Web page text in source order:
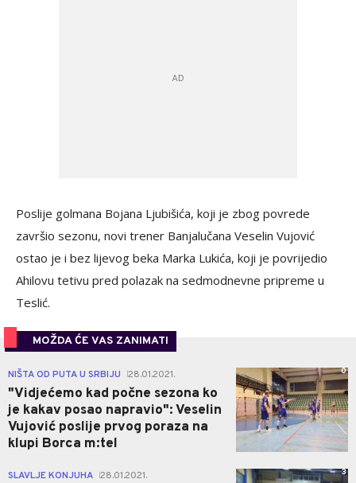
Poslije golmana Bojana Ljubišića, koji je zbog povrede
završio sezonu, novi trener Banjalučana Veselin Vujović
ostao je i bez lijevog beka Marka Lukića, koji je povrijedio
Ahilovu tetivu pred polazak na sedmodnevne pripreme u
Teslić.
MOŽDA ĆE VAS ZANIMATI
NIŠTA OD PUTA U SRBIJU 28.01.2021.
"Vidjećemo kad počne sezona ko
je kakav posao napravio": Veselin
Vujović poslije prvog poraza na
klupi Borca m:tel
0
SLAVLJE KONJUHA 28.01.2021. 3